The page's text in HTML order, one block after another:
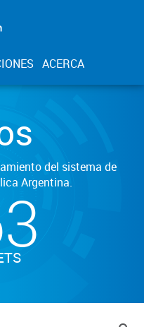
ACERCA
del sistema de
Argentina.